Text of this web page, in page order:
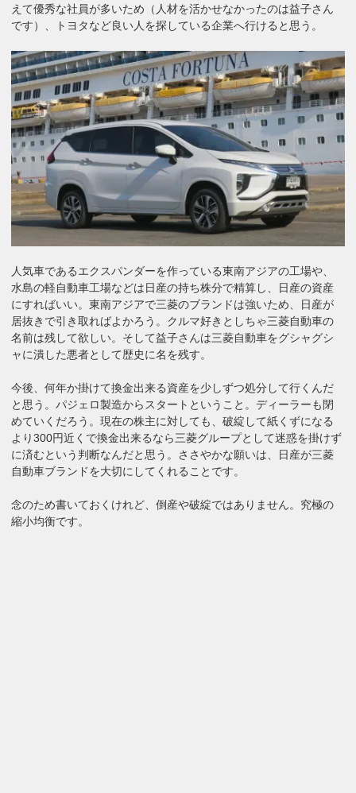
えて優秀な社員が多いため（人材を活かせなかったのは益子さん
です）、トヨタなど良い人を探している企業へ行けると思う。
人気車であるエクスパンダーを作っている東南アジアの工場や、
水島の軽自動車工場などは日産の持ち株分で精算し、日産の資産
にすればいい。東南アジアで三菱のブランドは強いため、日産が
居抜きで引き取ればよかろう。クルマ好きとしちゃ三菱自動車の
名前は残して欲しい。そして益子さんは三菱自動車をグシャグシ
ャに潰した悪者として歴史に名を残す。
今後、何年か掛けて換金出来る資産を少しずつ処分して行くんだ
と思う。パジェロ製造からスタートということ。ディーラーも閉
めていくだろう。現在の株主に対しても、破綻して紙くずになる
より300円近くで換金出来るなら三菱グループとして迷惑を掛けず
に済むという判断なんだと思う。ささやかな願いは、日産が三菱
自動車ブランドを大切にしてくれることです。
念のため書いておくけれど、倒産や破綻ではありません。究極の
縮小均衡です。